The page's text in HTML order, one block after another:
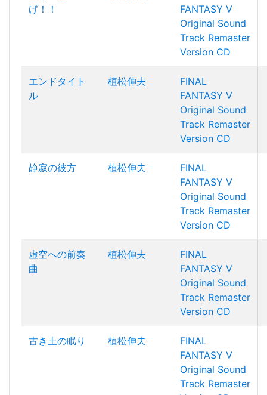
げ！！
FANTASY V
Original Sound
Track Remaster
Version CD
エンドタイト
ル
植松伸夫
FINAL
FANTASY V
Original Sound
Track Remaster
Version CD
静寂の彼方 植松伸夫
FINAL
FANTASY V
Original Sound
Track Remaster
Version CD
虚空への前奏
曲
植松伸夫
FINAL
FANTASY V
Original Sound
Track Remaster
Version CD
古き土の眠り 植松伸夫
FINAL
FANTASY V
Original Sound
Track Remaster